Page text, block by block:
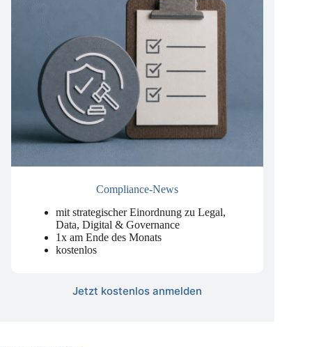
mit strategischer Einordnung zu Legal,
Data, Digital & Governance
1x am Ende des Monats